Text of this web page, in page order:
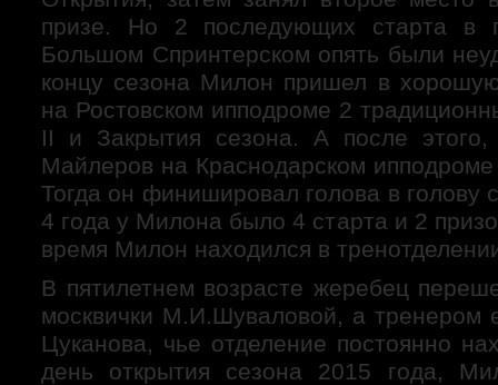
призе. Но 2 последующих старта в
Большом Спринтерском опять были
концу сезона Милон пришел в
на Ростовском ипподроме 2
II и Закрытия сезона. А после этого,
Майлеров на Краснодарском
Тогда он финишировал голова в
4 года у Милона было 4 старта и 2
время Милон находился в
В пятилетнем возрасте жеребец
москвички М.И.Шуваловой, а тренером
Цуканова, чье отделение постоянно
день открытия сезона 2015 года,